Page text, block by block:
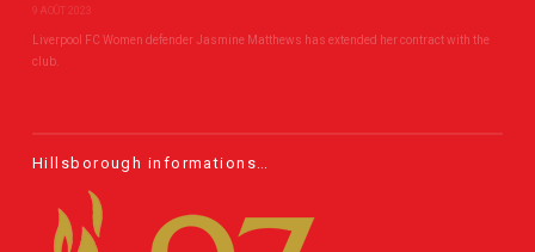
9 AOÛT 2023
Liverpool FC Women defender Jasmine Matthews has extended her contract with the
club.
Hillsborough informations…